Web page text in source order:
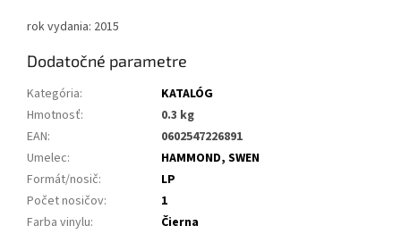
rok vydania: 2015
Dodatočné parametre
Kategória:
KATALÓG
Hmotnosť:
0.3 kg
EAN:
0602547226891
Umelec:
HAMMOND, SWEN
Formát/nosič:
LP
Počet nosičov:
1
Farba vinylu:
Čierna